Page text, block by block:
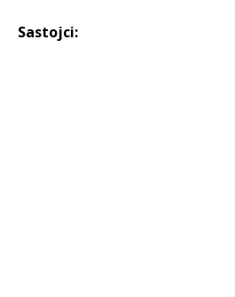
Sastojci: